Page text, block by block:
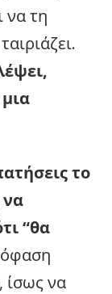
να τη
το
να
“θα
ίσως να